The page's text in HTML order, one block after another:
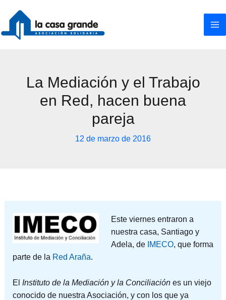
contenido
La Mediación y el Trabajo
en Red, hacen buena
pareja
12 de marzo de 2016
Este viernes entraron a
nuestra casa, Santiago y
Adela, de IMECO, que forma
parte de la Red Araña.
El Instituto de la Mediación y la Conciliaciónes un viejo
conocido de nuestra Asociación, y con los que ya